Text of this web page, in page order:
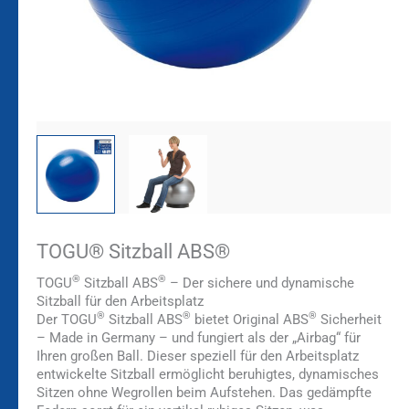
TOGU® Sitzball ABS®
TOGU® Sitzball ABS® – Der sichere und dynamische
Sitzball für den Arbeitsplatz
Der TOGU® Sitzball ABS® bietet Original ABS® Sicherheit
– Made in Germany – und fungiert als der „Airbag“ für
Ihren großen Ball. Dieser speziell für den Arbeitsplatz
entwickelte Sitzball ermöglicht beruhigtes, dynamisches
Sitzen ohne Wegrollen beim Aufstehen. Das gedämpfte